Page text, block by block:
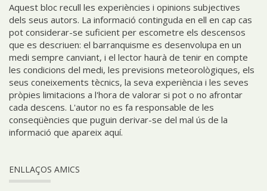
Aquest bloc recull les experiències i opinions subjectives
dels seus autors. La informació continguda en ell en cap cas
pot considerar-se suficient per escometre els descensos
que es descriuen: el barranquisme es desenvolupa en un
medi sempre canviant, i el lector haurà de tenir en compte
les condicions del medi, les previsions meteorològiques, els
seus coneixements tècnics, la seva experiència i les seves
pròpies limitacions a l'hora de valorar si pot o no afrontar
cada descens. L'autor no es fa responsable de les
conseqüències que puguin derivar-se del mal ús de la
informació que apareix aquí.
ENLLAÇOS AMICS